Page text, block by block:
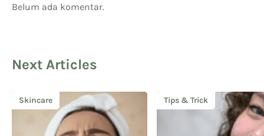
Belum ada komentar.
Next Articles
Skincare Tips & Trick